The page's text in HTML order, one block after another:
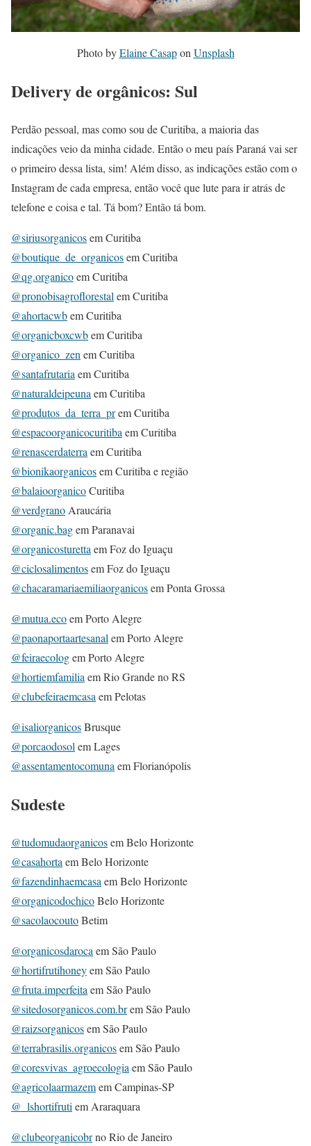
Photo byElaine CasaponUnsplash
Delivery de orgânicos: Sul
Perdão pessoal, mas como sou de Curitiba, a maioria das
indicações veio da minha cidade. Então o meu país Paraná vai ser
o primeiro dessa lista, sim! Além disso, as indicações estão com o
Instagram de cada empresa, então você que lute para ir atrás de
telefone e coisa e tal. Tá bom? Então tá bom.
@siriusorganicosem Curitiba
@boutique_de_organicosem Curitiba
@qg.organicoem Curitiba
@pronobisagroflorestalem Curitiba
@ahortacwbem Curitiba
@organicboxcwbem Curitiba
@organico_zenem Curitiba
@santafrutariaem Curitiba
@naturaldeipeunaem Curitiba
@produtos_da_terra_prem Curitiba
@espacoorganicocuritibaem Curitiba
@renascerdaterraem Curitiba
@bionikaorganicosem Curitiba e região
@balaioorganicoCuritiba
@verdgranoAraucária
@organic.bagem Paranavai
@organicosturettaem Foz do Iguaçu
@ciclosalimentosem Foz do Iguaçu
@chacaramariaemiliaorganicosem Ponta Grossa
@mutua.ecoem Porto Alegre
@paonaportaartesanalem Porto Alegre
@feiraecologem Porto Alegre
@hortiemfamiliaem Rio Grande no RS
@clubefeiraemcasaem Pelotas
@isaliorganicosBrusque
@porcaodosolem Lages
@assentamentocomunaem Florianópolis
Sudeste
@tudomudaorganicosem Belo Horizonte
@casahorta em Belo Horizonte
@fazendinhaemcasa em Belo Horizonte
@organicodochicoBelo Horizonte
@sacolaocoutoBetim
@organicosdaroca em São Paulo
@hortifrutihoneyem São Paulo
@fruta.imperfeita em São Paulo
@sitedosorganicos.com.brem São Paulo
@raizsorganicosem São Paulo
@terrabrasilis.organicosem São Paulo
@coresvivas_agroecologia em São Paulo
@agricolaarmazemem Campinas-SP
@_lshortifruti em Araraquara
@clubeorganicobrno Rio de Janeiro